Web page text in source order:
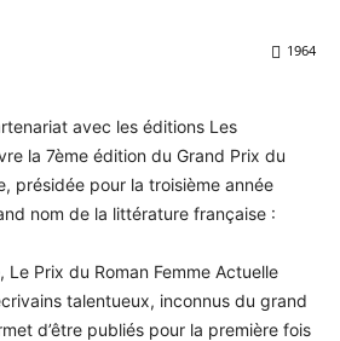
1964
avec les éditions Les
la 7ème édition du Grand Prix du
présidée pour la troisième année
nom de la littérature française :
Le Prix du Roman Femme Actuelle
talentueux, inconnus du grand
d’être publiés pour la première fois